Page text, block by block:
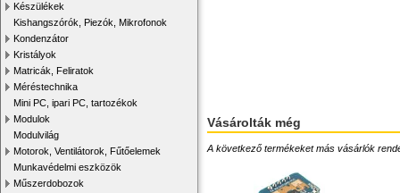
Készülékek
Kishangszórók, Piezók, Mikrofonok
Kondenzátor
Kristályok
Matricák, Feliratok
Méréstechnika
Mini PC, ipari PC, tartozékok
Modulok
Modulvilág
Motorok, Ventilátorok, Fűtőelemek
Munkavédelmi eszközök
Műszerdobozok
Vásárolták még
A következő termékeket más vásárlók